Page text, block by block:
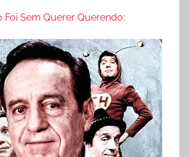
Foi Sem Querer Querendo: